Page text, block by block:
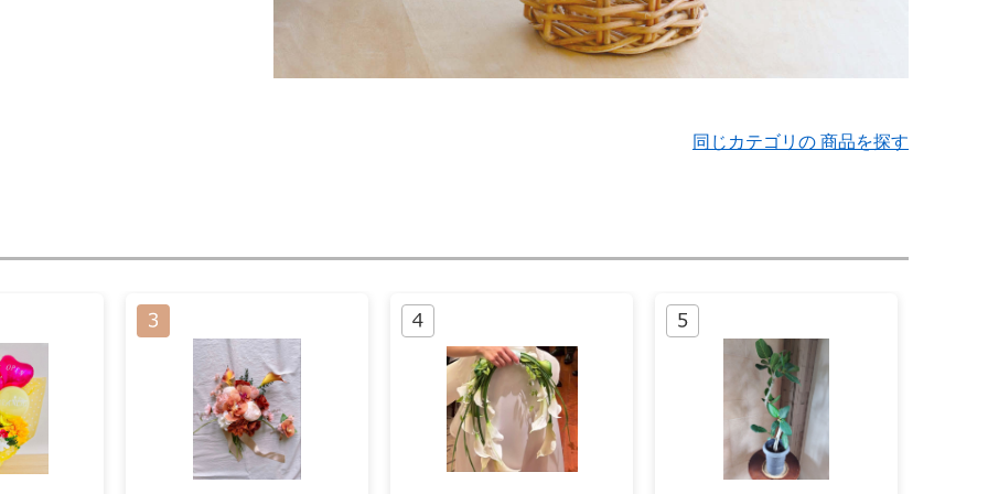
同じカテゴリの 商品を探す